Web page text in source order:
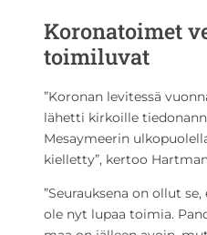
Koronatoimet
toimiluvat
”Koronan levitessä
lähetti kirkoille
Mesaymeerin
kielletty”, kertoo
”Seurauksena on ollut
ole nyt lupaa toimia.